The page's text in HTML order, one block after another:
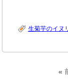
生菊芋のイヌ
«